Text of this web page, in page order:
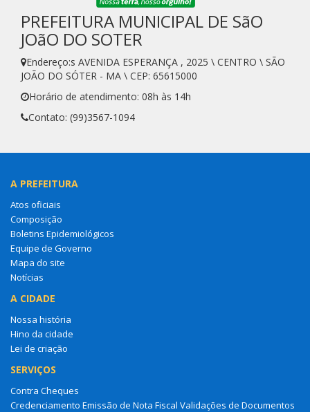
PREFEITURA MUNICIPAL DE SãO
JOãO DO SOTER
Endereço:s AVENIDA ESPERANÇA , 2025 \ CENTRO \ SÃO
JOÃO DO SÓTER - MA \ CEP: 65615000
Horário de atendimento: 08h às 14h
Contato: (99)3567-1094
A PREFEITURA
Atos oficiais
Composição
Boletins Epidemiológicos
Equipe de Governo
Mapa do site
Notícias
A CIDADE
Nossa história
Hino da cidade
Lei de criação
SERVIÇOS
Contra Cheques
Credenciamento Emissão de Nota Fiscal Validações de Documentos